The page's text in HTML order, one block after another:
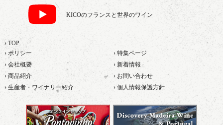
KICOのフランスと世界のワイン
› TOP
› ポリシー
› 特集ページ
› 会社概要
› 新着情報
› 商品紹介
› お問い合わせ
› 生産者・ワイナリー紹介
› 個人情報保護方針